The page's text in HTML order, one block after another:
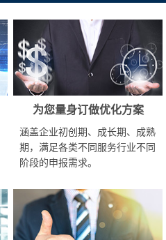
为您量身订做优化方案
涵盖企业初创期、成长期、成熟
期，满足各类不同服务行业不同
阶段的申报需求。